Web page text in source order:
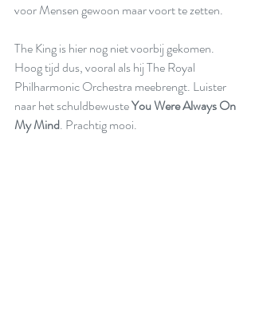
voor Mensen gewoon maar voort te zetten.
The King is hier nog niet voorbij gekomen.
Hoog tijd dus, vooral als hij The Royal
Philharmonic Orchestra meebrengt. Luister
naar het schuldbewuste You Were Always On
My Mind. Prachtig mooi.